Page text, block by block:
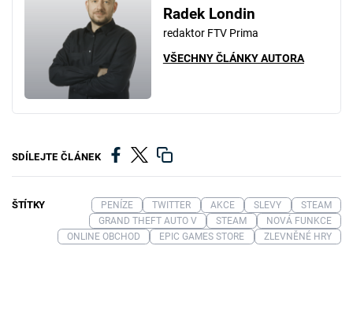
Radek Londin
redaktor FTV Prima
VŠECHNY ČLÁNKY AUTORA
SDÍLEJTE ČLÁNEK
ŠTÍTKY PENÍZE TWITTER AKCE SLEVY
STEAM
GRAND THEFT AUTO V
STEAM
NOVÁ FUNKCE
ONLINE OBCHOD
EPIC GAMES STORE ZLEVNĚNÉ HRY